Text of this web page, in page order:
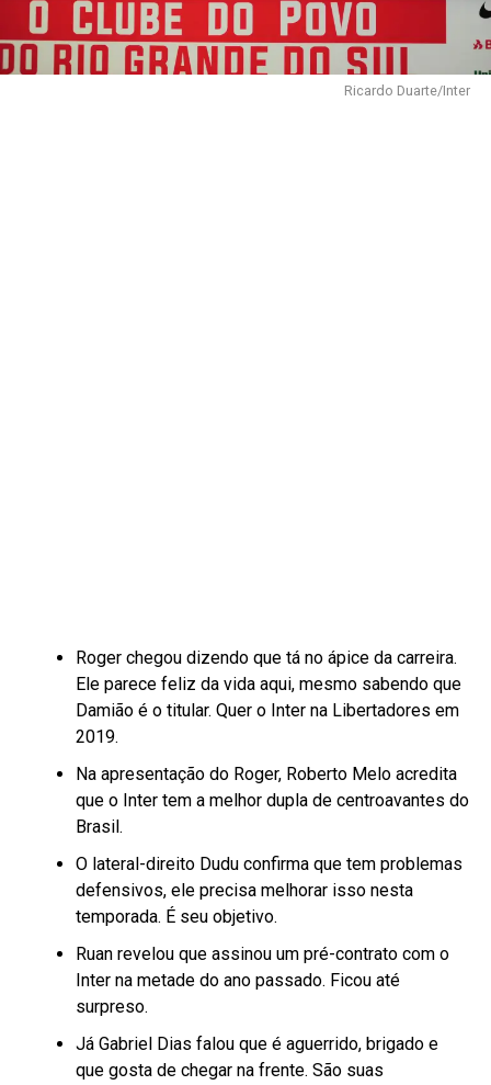
Ricardo Duarte/Inter
Roger chegou dizendo que tá no ápice da carreira.
Ele parece feliz da vida aqui, mesmo sabendo que
Damião é o titular. Quer o Inter na Libertadores em
2019.
Na apresentação do Roger, Roberto Melo acredita
que o Inter tem a melhor dupla de centroavantes do
Brasil.
O lateral-direito Dudu confirma que tem problemas
defensivos, ele precisa melhorar isso nesta
temporada. É seu objetivo.
Ruan revelou que assinou um pré-contrato com o
Inter na metade do ano passado. Ficou até
surpreso.
Já Gabriel Dias falou que é aguerrido, brigado e
que gosta de chegar na frente. São suas